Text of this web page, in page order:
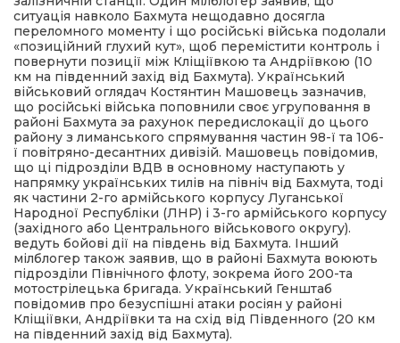
ситуація навколо Бахмута нещодавно досягла
переломного моменту і що російські війська подолали
«позиційний глухий кут», щоб перемістити контроль і
повернути позиції між Кліщіївкою та Андріївкою (10
км на південний захід від Бахмута). Український
військовий оглядач Костянтин Машовець зазначив,
що російські війська поповнили своє угруповання в
районі Бахмута за рахунок передислокації до цього
району з лиманського спрямування частин 98-ї та 106-
ї повітряно-десантних дивізій. Машовець повідомив,
що ці підрозділи ВДВ в основному наступають у
напрямку українських тилів на північ від Бахмута, тоді
як частини 2-го армійського корпусу Луганської
Народної Республіки (ЛНР) і 3-го армійського корпусу
(західного або Центрального військового округу).
ведуть бойові дії на південь від Бахмута. Інший
мілблогер також заявив, що в районі Бахмута воюють
підрозділи Північного флоту, зокрема його 200-та
мотострілецька бригада. Український Генштаб
повідомив про безуспішні атаки росіян у районі
Кліщіївки, Андріївки та на схід від Південного (20 км
на південний захід від Бахмута).